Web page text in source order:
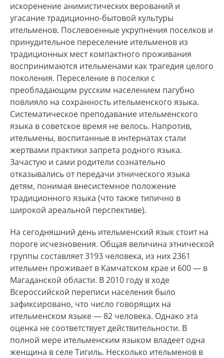
искоренение анимистических верований и
угасание традиционно-бытовой культуры
ительменов. Послевоенные укрупнения поселков и
принудительное переселение ительменов из
традиционных мест компактного проживания
воспринимаются ительменами как трагедия целого
поколения. Переселение в поселки с
преобладающим русским населением пагубно
повлияло на сохранность ительменского языка.
Систематическое преподавание ительменского
языка в советское время не велось. Напротив,
ительмены, воспитанные в интернатах стали
жертвами практики запрета родного языка.
Зачастую и сами родители сознательно
отказывались от передачи этнического языка
детям, понимая внесистемное положение
традиционного языка (что также типично в
широкой ареальной перспективе).
На сегодняшний день ительменский язык стоит на
пороге исчезновения. Общая величина этнической
группы составляет 3193 человека, из них 2361
ительмен проживает в Камчатском крае и 600 — в
Магаданской области. В 2010 году в ходе
Всероссийской переписи населения было
зафиксировано, что число говорящих на
ительменском языке — 82 человека. Однако эта
оценка не соответствует действительности. В
полной мере ительменским языком владеет одна
женщина в селе Тигиль. Несколько ительменов в